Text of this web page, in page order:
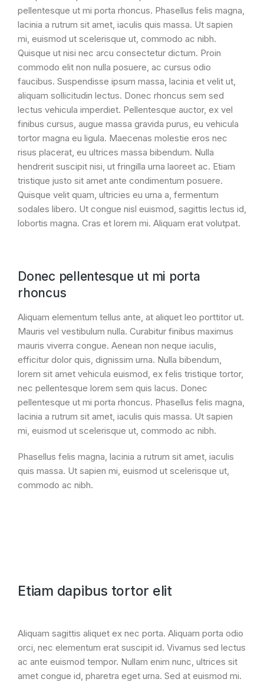
pellentesque ut mi porta rhoncus. Phasellus felis magna,
lacinia a rutrum sit amet, iaculis quis massa. Ut sapien
mi, euismod ut scelerisque ut, commodo ac nibh.
Quisque ut nisi nec arcu consectetur dictum. Proin
commodo elit non nulla posuere, ac cursus odio
faucibus. Suspendisse ipsum massa, lacinia et velit ut,
aliquam sollicitudin lectus. Donec rhoncus sem sed
lectus vehicula imperdiet. Pellentesque auctor, ex vel
finibus cursus, augue massa gravida purus, eu vehicula
tortor magna eu ligula. Maecenas molestie eros nec
risus placerat, eu ultrices massa bibendum. Nulla
hendrerit suscipit nisi, ut fringilla urna laoreet ac. Etiam
tristique justo sit amet ante condimentum posuere.
Quisque velit quam, ultricies eu urna a, fermentum
sodales libero. Ut congue nisl euismod, sagittis lectus id,
lobortis magna. Cras et lorem mi. Aliquam erat volutpat.
Donec pellentesque ut mi porta
rhoncus
Aliquam elementum tellus ante, at aliquet leo porttitor ut.
Mauris vel vestibulum nulla. Curabitur finibus maximus
mauris viverra congue. Aenean non neque iaculis,
efficitur dolor quis, dignissim urna. Nulla bibendum,
lorem sit amet vehicula euismod, ex felis tristique tortor,
nec pellentesque lorem sem quis lacus. Donec
pellentesque ut mi porta rhoncus. Phasellus felis magna,
lacinia a rutrum sit amet, iaculis quis massa. Ut sapien
mi, euismod ut scelerisque ut, commodo ac nibh.
Phasellus felis magna, lacinia a rutrum sit amet, iaculis
quis massa. Ut sapien mi, euismod ut scelerisque ut,
commodo ac nibh.
Etiam dapibus tortor elit
Aliquam sagittis aliquet ex nec porta. Aliquam porta odio
orci, nec elementum erat suscipit id. Vivamus sed lectus
ac ante euismod tempor. Nullam enim nunc, ultrices sit
amet congue id, pharetra eget urna. Sed at euismod mi.